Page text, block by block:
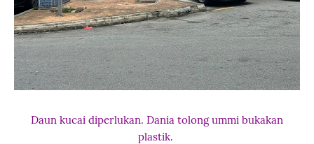
Daun kucai diperlukan. Dania tolong ummi bukakan
plastik.